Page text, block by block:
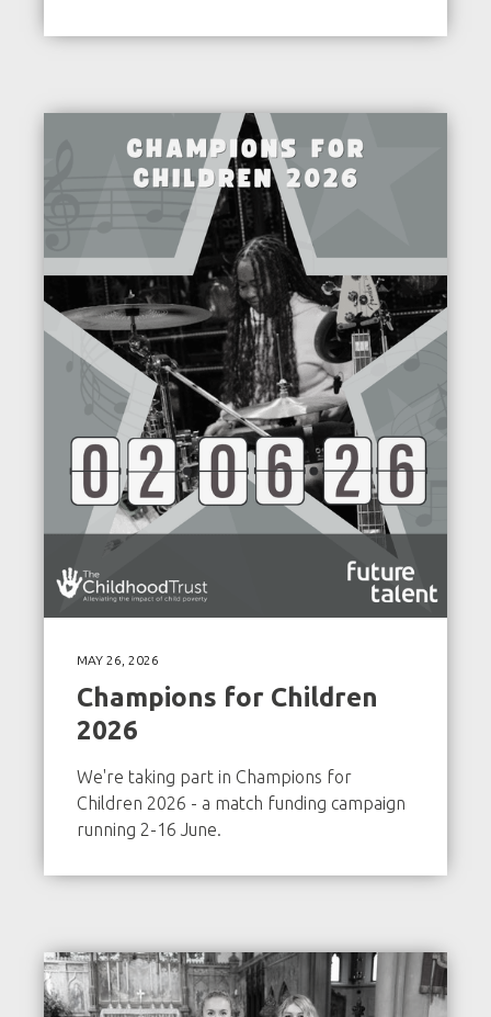
MAY 26, 2026
Champions for Children
2026
We're taking part in Champions for
Children 2026 - a match funding campaign
running 2-16 June.